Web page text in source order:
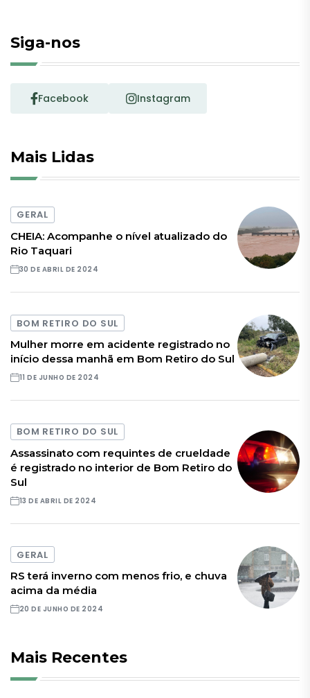
Siga-nos
Facebook Instagram
Mais Lidas
GERAL
CHEIA: Acompanhe o nível atualizado do
Rio Taquari
30 DE ABRIL DE 2024
BOM RETIRO DO SUL
Mulher morre em acidente registrado no
início dessa manhã em Bom Retiro do Sul
11 DE JUNHO DE 2024
BOM RETIRO DO SUL
Assassinato com requintes de crueldade
é registrado no interior de Bom Retiro do
Sul
13 DE ABRIL DE 2024
GERAL
RS terá inverno com menos frio, e chuva
acima da média
20 DE JUNHO DE 2024
Mais Recentes